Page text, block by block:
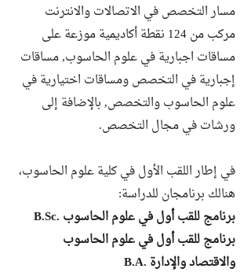
مسار التخصص في الاتصالات والانترنت
مركب من 124 نقطة أكاديمية موزعة على
مساقات اجبارية في علوم الحاسوب, مساقات
إجبارية في التخصص ومساقات اختيارية في
علوم الحاسوب والتخصص, بالإضافة إلى
ورشات في مجال التخصص.
في إطار اللقب الأول في كلية علوم الحاسوب،
هنالك برنامجان للدراسة:
برنامج للقب أول في علوم الحاسوب .B.Sc
برنامج للقب أول في علوم الحاسوب
والاقتصاد والإدارة .B.A